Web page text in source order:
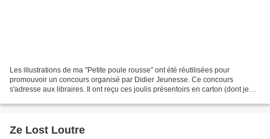
Les illustrations de ma "Petite poule rousse" ont été réutilisées pour
promouvoir un concours organisé par Didier Jeunesse. Ce concours
s'adresse aux libraires. Il ont reçu ces joulis présentoirs en carton (dont je
Ze Lost Loutre